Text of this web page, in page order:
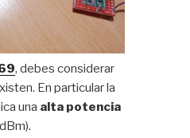
, debes considerar
En particular la
una alta potencia